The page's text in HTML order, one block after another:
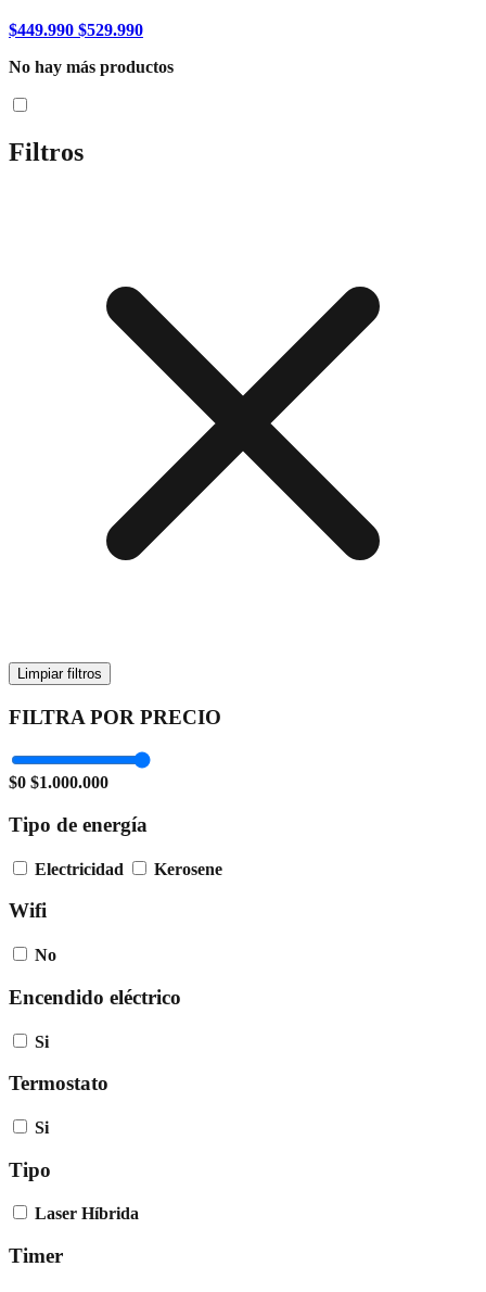
$449.990 $529.990
No hay más productos
Filtros
Limpiar filtros
FILTRA POR PRECIO
$0 $1.000.000
Tipo de energía
Electricidad Kerosene
Wifi
No
Encendido eléctrico
Si
Termostato
Si
Tipo
Laser Híbrida
Timer